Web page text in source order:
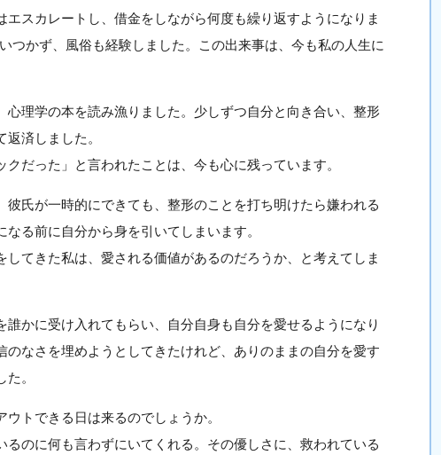
エスカレートし、借金をしながら何度も繰り返すようになりま
つかず、風俗も経験しました。この出来事は、今も私の人生に
心理学の本を読み漁りました。少しずつ自分と向き合い、整形
済しました。
だった」と言われたことは、今も心に残っています。
氏が一時的にできても、整形のことを打ち明けたら嫌われる
る前に自分から身を引いてしまいます。
てきた私は、愛される価値があるのだろうか、と考えてしま
かに受け入れてもらい、自分自身も自分を愛せるようになり
のなさを埋めようとしてきたけれど、ありのままの自分を愛す
。
トできる日は来るのでしょうか。
のに何も言わずにいてくれる。その優しさに、救われている